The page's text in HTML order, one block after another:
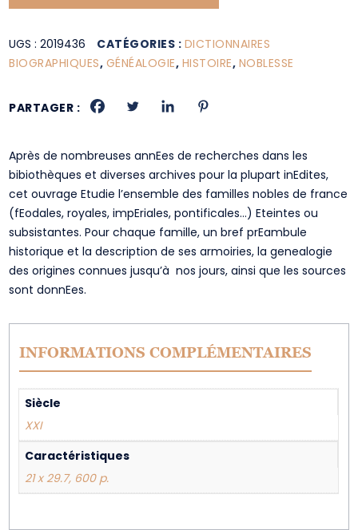
UGS :2019436 CATÉGORIES : DICTIONNAIRES
BIOGRAPHIQUES, GÉNÉALOGIE, HISTOIRE, NOBLESSE
PARTAGER :
Après de nombreuses annEes de recherches dans les
bibiothèques et diverses archives pour la plupart inEdites,
cet ouvrage Etudie l’ensemble des familles nobles de france
(fEodales, royales, impEriales, pontificales…) Eteintes ou
subsistantes. Pour chaque famille, un bref prEambule
historique et la description de ses armoiries, la genealogie
des origines connues jusqu’à nos jours, ainsi que les sources
sont donnEes.
INFORMATIONS COMPLÉMENTAIRES
Siècle
XXI
Caractéristiques
21 x 29.7, 600 p.